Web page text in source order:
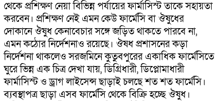
থেকে প্রশিক্ষণ নেয়া বিভিন্ন পর্যায়ের ফার্মাসিস্ট তাকে সহায়তা
করবেন। প্রশিক্ষণ নেই এমন কেউ ফার্মেসি বা ঔষুধের
দোকানে ঔষুধ কেনাবেচার সঙ্গে জড়িত থাকতে পারবে না,
এমন কঠোর নির্দেশনাও রয়েছে। ঔষধ প্রশাসনের কড়া
নির্দেশনা থাকলেও সরজমিনে কুতুবপুরের একাধিক ফার্মেসিতে
ঘুরে ভিন্ন এক চিত্র দেখা যায়, ডিগ্রিধারী, ডিপ্লোমাধারী
ফার্মাসিস্ট ও ড্রাগ লাইসেন্স ছাড়াই চলছে শত শত ফার্মেসি।
ব্যবস্থাপত্র ছাড়া এসব ফার্মেসি থেকে বিক্রি হচ্ছে ঔষুধ।